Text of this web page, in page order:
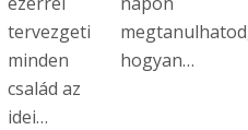
tervezgeti
minden
család az
idei…
hogyan…